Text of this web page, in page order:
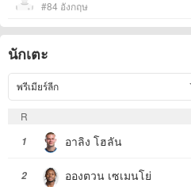
#84 อังกฤษ
นักเตะ
พรีเมียร์ลีก
R
1
อาลิง โฮลัน
2 อองตวน เซเมนโย่